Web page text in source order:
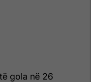
gola në 26